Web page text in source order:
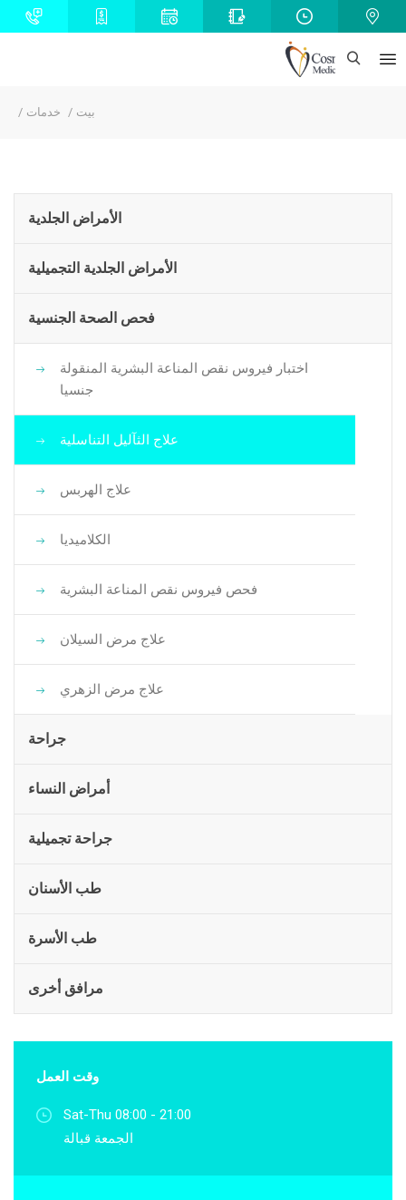
بيت خدمات
الأمراض الجلدية
الأمراض الجلدية التجميلية
فحص الصحة الجنسية
اختبار فيروس نقص المناعة البشرية المنقولة
جنسيا
علاج الثآليل التناسلية
علاج الهربس
الكلاميديا
فحص فيروس نقص المناعة البشرية
علاج مرض السيلان
علاج مرض الزهري
جراحة
أمراض النساء
جراحة تجميلية
طب الأسنان
طب الأسرة
مرافق أخرى
وقت العمل
Sat-Thu 08:00 - 21:00
الجمعة قبالة